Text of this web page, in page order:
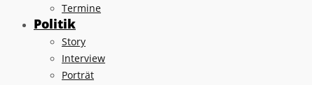
Termine
Politik
Story
Interview
Porträt